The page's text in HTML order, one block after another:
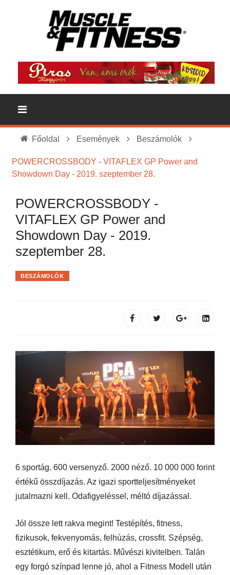
Főoldal Események Beszámolók
POWERCROSSBODY - VITAFLEX GP Power and
Showdown Day - 2019. szeptember 28.
POWERCROSSBODY -
VITAFLEX GP Power and
Showdown Day - 2019.
szeptember 28.
BESZÁMOLÓK
6 sportág. 600 versenyző. 2000 néző. 10 000 000 forint
értékű összdíjazás. Az igazi sportteljesítményeket
jutalmazni kell. Odafigyeléssel, méltó díjazással.
Jól össze lett rakva megint! Testépítés, fitness,
fizikusok, fekvenyomás, felhúzás, crossfit. Szépség,
esztétikum, erő és kitartás. Művészi kivitelben. Talán
egy forgó színpad lenne jó, ahol a Fitness Modell után